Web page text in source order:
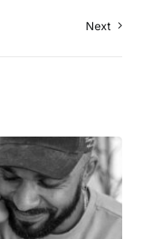
Next